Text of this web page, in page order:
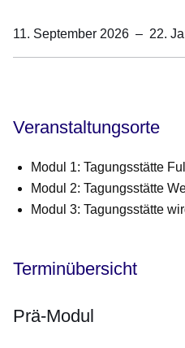
11. September 2026 – 22.
Veranstaltungsorte
Modul 1: Tagungsstätte
Modul 2: Tagungsstätte
Modul 3: Tagungsstätte
Terminübersicht
Prä-Modul